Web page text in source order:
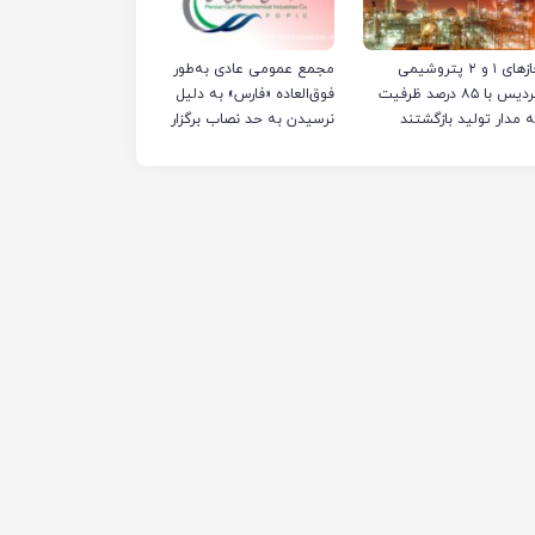
فازهای ۱ و ۲ پتروشیمی
پردیس با ۸۵ درصد ظرفیت
مدار تولید بازگشتند
مجمع عمومی عادی به‌طور
فوق‌العاده «فارس» به دلیل
نرسیدن به حد نصاب برگزار